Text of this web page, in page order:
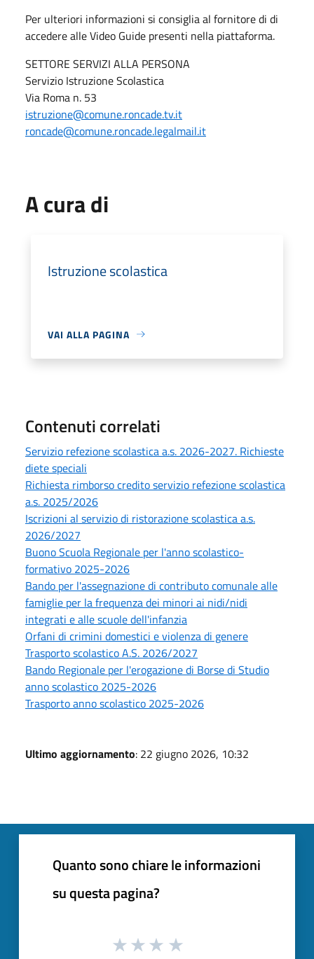
Per ulteriori informazioni si consiglia al fornitore di di
accedere alle Video Guide presenti nella piattaforma.
SETTORE SERVIZI ALLA PERSONA
Servizio Istruzione Scolastica
Via Roma n. 53
istruzione@comune.roncade.tv.it
roncade@comune.roncade.legalmail.it
A cura di
Istruzione scolastica
VAI ALLA PAGINA
Contenuti correlati
Servizio refezione scolastica a.s. 2026-2027. Richieste
diete speciali
Richiesta rimborso credito servizio refezione scolastica
a.s. 2025/2026
Iscrizioni al servizio di ristorazione scolastica a.s.
2026/2027
Buono Scuola Regionale per l'anno scolastico-
formativo 2025-2026
Bando per l'assegnazione di contributo comunale alle
famiglie per la frequenza dei minori ai nidi/nidi
integrati e alle scuole dell'infanzia
Orfani di crimini domestici e violenza di genere
Trasporto scolastico A.S. 2026/2027
Bando Regionale per l'erogazione di Borse di Studio
anno scolastico 2025-2026
Trasporto anno scolastico 2025-2026
Ultimo aggiornamento: 22 giugno 2026, 10:32
Quanto sono chiare le informazioni
su questa pagina?